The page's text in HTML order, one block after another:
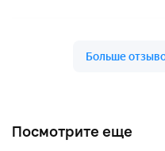
Посмотрите еще